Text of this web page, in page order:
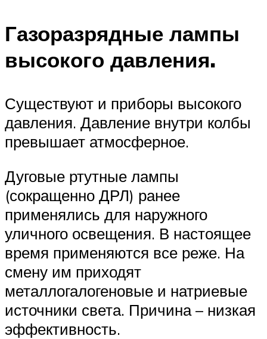
Газоразрядные лампы
высокого давления.
Существуют и приборы высокого
давления. Давление внутри колбы
превышает атмосферное.
Дуговые ртутные лампы
(сокращенно ДРЛ) ранее
применялись для наружного
уличного освещения. В настоящее
время применяются все реже. На
смену им приходят
металлогалогеновые и натриевые
источники света. Причина – низкая
эффективность.